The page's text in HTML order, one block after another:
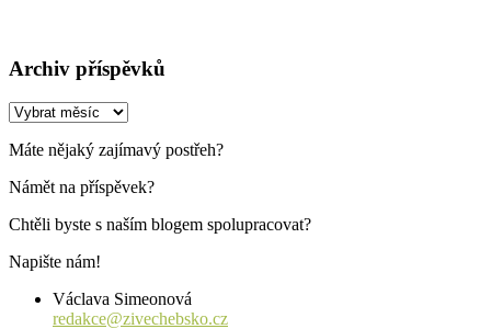
Archiv příspěvků
Archiv
Máte nějaký zajímavý postřeh?
Námět na příspěvek?
Chtěli byste s naším blogem spolupracovat?
Napište nám!
Václava Simeonová
redakce@zivechebsko.cz